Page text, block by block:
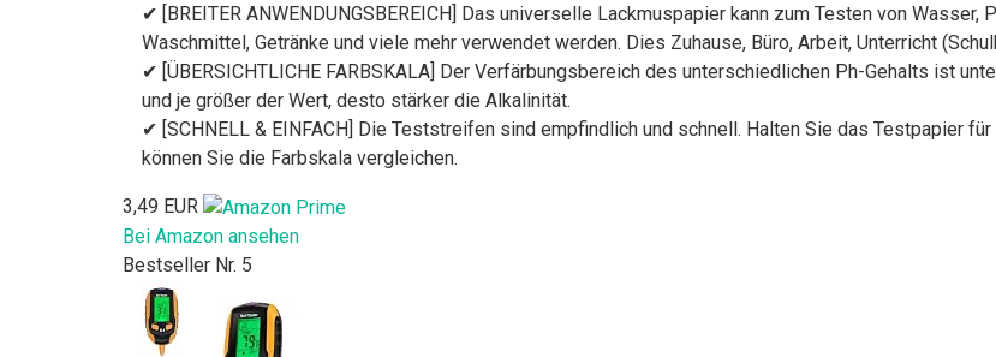
✔ [BREITER ANWENDUNGSBEREICH] Das universelle Lackmuspapier kann zum Testen von
Waschmittel, Getränke und viele mehr verwendet werden. Dies Zuhause, Büro, Arbeit, Unterricht
✔ [ÜBERSICHTLICHE FARBSKALA] Der Verfärbungsbereich des unterschiedlichen Ph-Gehalts ist
und je größer der Wert, desto stärker die Alkalinität.
✔ [SCHNELL & EINFACH] Die Teststreifen sind empfindlich und schnell. Halten Sie das Testpapier
können Sie die Farbskala vergleichen.
3,49 EUR
Bei Amazon ansehen
Bestseller Nr. 5